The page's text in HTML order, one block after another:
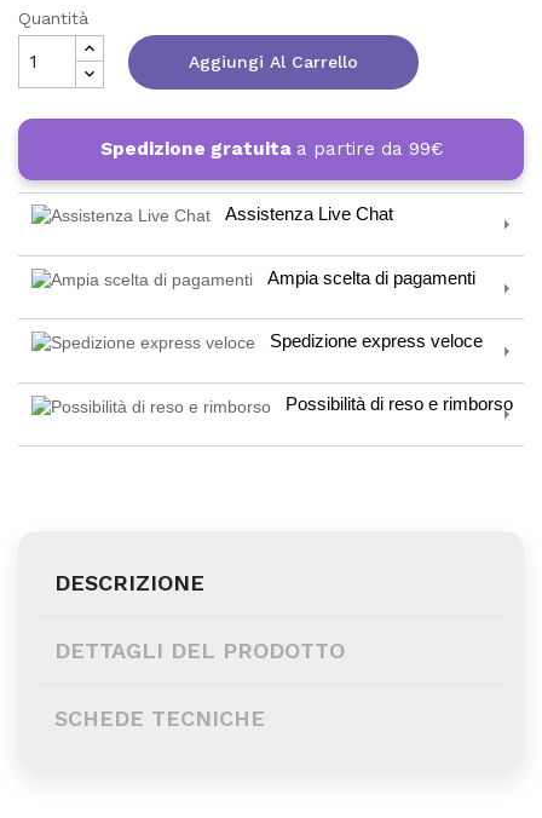
Quantità
Aggiungi Al Carrello
Spedizione gratuita a partire da 99€
Assistenza Live Chat
Ampia scelta di pagamenti
Spedizione express veloce
Possibilità di reso e rimborso
DESCRIZIONE
DETTAGLI DEL PRODOTTO
SCHEDE TECNICHE